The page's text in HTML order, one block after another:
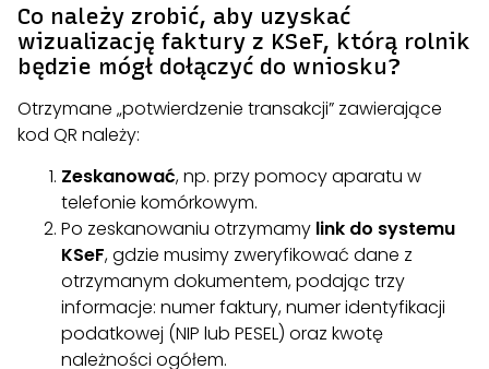
Co należy zrobić, aby uzyskać
wizualizację faktury z KSeF, którą rolnik
będzie mógł dołączyć do wniosku?
Otrzymane „potwierdzenie transakcji” zawierające
kod QR należy:
Zeskanować, np. przy pomocy aparatu w
telefonie komórkowym.
Po zeskanowaniu otrzymamy link do systemu
KSeF, gdzie musimy zweryfikować dane z
otrzymanym dokumentem, podając trzy
informacje: numer faktury, numer identyfikacji
podatkowej (NIP lub PESEL) oraz kwotę
należności ogółem.